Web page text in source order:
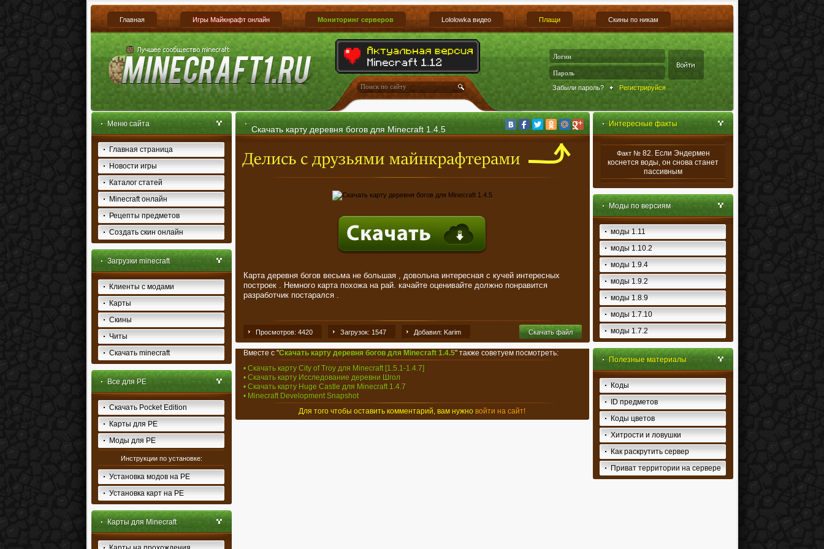
Главная Игры Майкнрафт онлайн Мониторинг серверов Lololowka видео Плащи Скины по никам
Забыли пароль? Регистрируйся
Меню сайта
Главная страница
Новости игры
Каталог статей
Minecraft онлайн
Рецепты предметов
Создать скин онлайн
Загрузки minecraft
Клиенты с модами
Карты
Скины
Читы
Скачать minecraft
Все для PE
Скачать Pocket Edition
Карты для PE
Моды для PE
Инструкции по установке:
Установка модов на PE
Установка карт на PE
Карты для Minecraft
Интересные факты
Факт № 82. Если Эндермен
коснется воды, он снова станет
пассивным
Моды по версиям
моды 1.11
моды 1.10.2
моды 1.9.4
моды 1.9.2
моды 1.8.9
моды 1.7.10
моды 1.7.2
Полезные материалы
Коды
ID предметов
Коды цветов
Хитрости и ловушки
Как раскрутить сервер
Приват территории на сервере
Скачать карту деревня богов для Minecraft 1.4.5
Карта деревня богов весьма не большая , довольна интересная с кучей интересных
построек . Немного карта похожа на рай. качайте оценивайте должно понравится
разработчик постарался .
Просмотров: 4420 Загрузок: 1547 Добавил: Karim Скачать файл
Вместе с "Скачать карту деревня богов для Minecraft 1.4.5" также советуем посмотреть:
• Скачать карту City of Troy для Minecraft [1.5.1-1.4.7]
• Скачать карту Исследование деревни Шгол
• Скачать карту Huge Castle для Minecraft 1.4.7
• Minecraft Development Snapshot
Для того чтобы оставить комментарий, вам нужно войти на сайт!